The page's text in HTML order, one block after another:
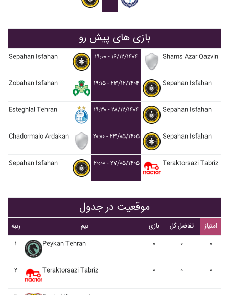
بازی های پیش رو
Sepahan Isfahan ۱۹:۰۰ - ۱۶/۱۲/۱۴۰۴ Shams Azar Qazvin
Zobahan Isfahan ۱۹:۱۵ - ۲۳/۱۲/۱۴۰۴ Sepahan Isfahan
Esteghlal Tehran ۱۹:۳۰ - ۲۸/۱۲/۱۴۰۴ Sepahan Isfahan
Chadormalo Ardakan ۲۰:۰۰ - ۲۳/۰۵/۱۴۰۵ Sepahan Isfahan
Sepahan Isfahan ۲۰:۰۰ - ۲۷/۰۵/۱۴۰۵ Teraktorsazi Tabriz
موقعیت در جدول
رتبه تیم بازی تفاضل گل
امتیاز
۱
Peykan Tehran ۰ ۰ ۰
۲ Teraktorsazi Tabriz ۰ ۰ ۰